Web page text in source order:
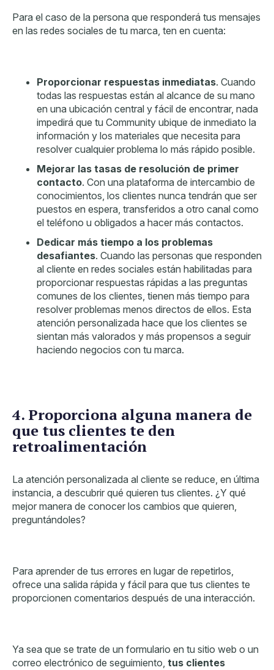
Para el caso de la persona que responderá tus mensajes
en las redes sociales de tu marca, ten en cuenta:
Proporcionar respuestas inmediatas. Cuando
todas las respuestas están al alcance de su mano
en una ubicación central y fácil de encontrar, nada
impedirá que tu Community ubique de inmediato la
información y los materiales que necesita para
resolver cualquier problema lo más rápido posible.
Mejorar las tasas de resolución de primer
contacto. Con una plataforma de intercambio de
conocimientos, los clientes nunca tendrán que ser
puestos en espera, transferidos a otro canal como
el teléfono u obligados a hacer más contactos.
Dedicar más tiempo a los problemas
desafiantes. Cuando las personas que responden
al cliente en redes sociales están habilitadas para
proporcionar respuestas rápidas a las preguntas
comunes de los clientes, tienen más tiempo para
resolver problemas menos directos de ellos. Esta
atención personalizada hace que los clientes se
sientan más valorados y más propensos a seguir
haciendo negocios con tu marca.
4. Proporciona alguna manera de
que tus clientes te den
retroalimentación
La atención personalizada al cliente se reduce, en última
instancia, a descubrir qué quieren tus clientes. ¿Y qué
mejor manera de conocer los cambios que quieren,
preguntándoles?
Para aprender de tus errores en lugar de repetirlos,
ofrece una salida rápida y fácil para que tus clientes te
proporcionen comentarios después de una interacción.
Ya sea que se trate de un formulario en tu sitio web o un
correo electrónico de seguimiento, tus clientes